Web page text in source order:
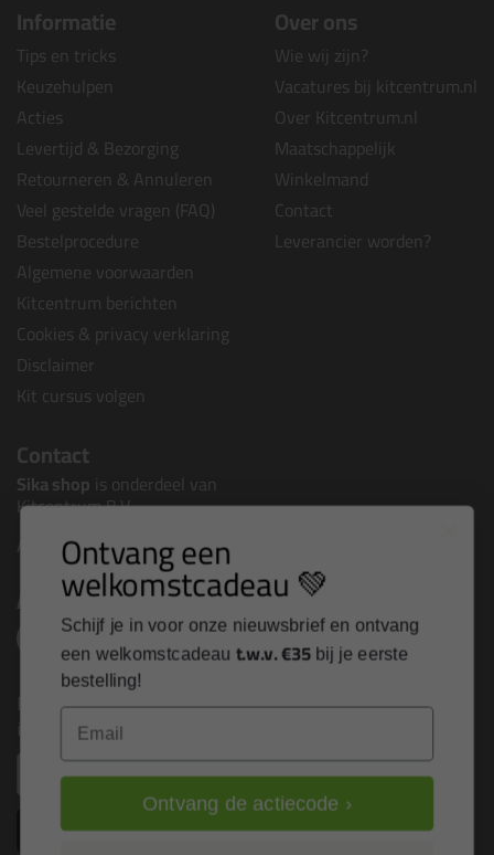
Informatie
Tips en tricks
Keuzehulpen
Acties
Levertijd & Bezorging
Retourneren & Annuleren
Veel gestelde vragen (FAQ)
Bestelprocedure
Algemene voorwaarden
Kitcentrum berichten
Cookies & privacy verklaring
Disclaimer
Kit cursus volgen
Over ons
Wie wij zijn?
Vacatures bij kitcentrum.nl
Over Kitcentrum.nl
Maatschappelijk
Winkelmand
Contact
Leverancier worden?
Contact
Sika shop is onderdeel van
Kitcentrum B.V.
Alle contactgegevens >
Altijd op de hoogte blijven?
Nieuws, tips en exclusieve deals rechtstreeks in je
inbox
Inschrijven
Ontvang een
welkomstcadeau 💚
Schijf je in voor onze nieuwsbrief en ontvang
een welkomstcadeau t.w.v. €35 bij je eerste
bestelling!
Ontvang de actiecode ›